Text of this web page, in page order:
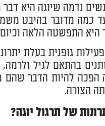
נדמה שיוגה היא
כמה מדובר בהיבט
היא התפשטה הלאה
פעילות גופנית בעלת
בהתאם לגיל
הפכה להיות הדבר
הצורה.
של תרגול יוגה?